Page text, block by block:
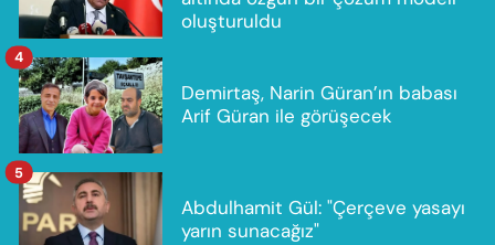
oluşturuldu
Demirtaş, Narin Güran’ın babası
Arif Güran ile görüşecek
4
Abdulhamit Gül: "Çerçeve yasayı
yarın sunacağız"
5